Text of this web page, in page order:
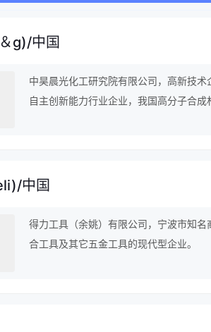
g)/中国
中昊晨光化工研究院有限公司，高新技
自主创新能力行业企业，我国高分子合
/中国
得力工具（余姚）有限公司，宁波市知
合工具及其它五金工具的现代型企业。